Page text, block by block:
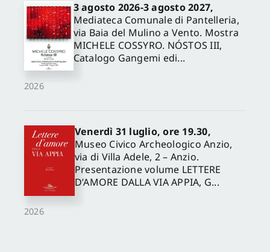
2026
3 agosto 2026-3 agosto 2027,
Mediateca Comunale di Pantelleria,
via Baia del Mulino a Vento. Mostra
MICHELE COSSYRO. NÓSTOS III,
Catalogo Gangemi edi...
2026
Venerdì 31 luglio, ore 19.30,
Museo Civico Archeologico Anzio,
via di Villa Adele, 2 – Anzio.
Presentazione volume LETTERE
D’AMORE DALLA VIA APPIA, G...